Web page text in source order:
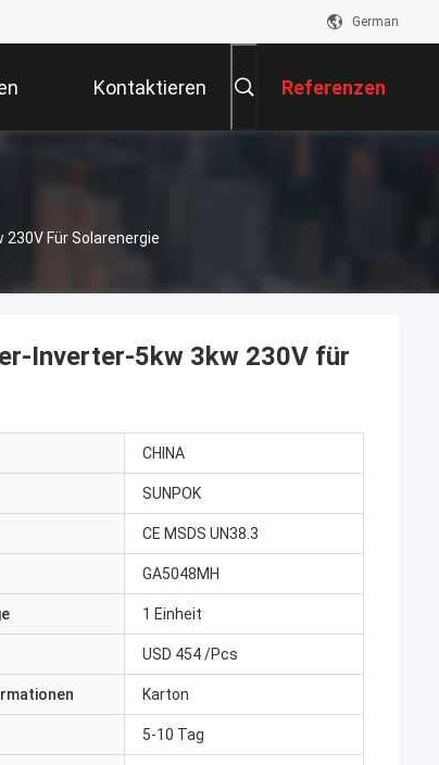
German
Kontaktieren Referenzen
Für Solarenergie
Inverter-5kw 3kw 230V für
CHINA
SUNPOK
CE MSDS UN38.3
GA5048MH
1 Einheit
USD 454 /Pcs
Karton
5-10 Tag